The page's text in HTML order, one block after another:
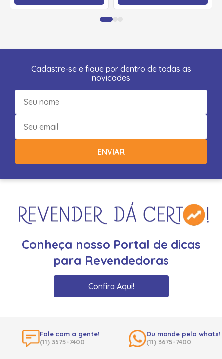
Cadastre-se e fique por dentro de todas as
novidades
ENVIAR
Conheça nosso Portal de dicas
para Revendedoras
Confira Aqui!
Fale com a gente!
(11) 3675-7400
Ou mande pelo whats!
(11) 3675-7400